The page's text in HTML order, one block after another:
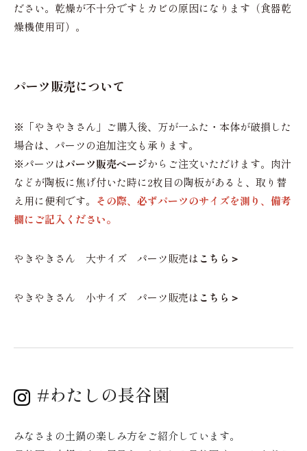
ださい。乾燥が不十分ですとカビの原因になります（食器乾
燥機使用可）。
パーツ販売について
※「やきやきさん」ご購入後、万が一ふた・本体が破損した
場合は、パーツの追加注文も承ります。
※パーツはパーツ販売ページからご注文いただけます。肉汁
などが陶板に焦げ付いた時に2枚目の陶板があると、取り替
え用に便利です。 その際、必ずパーツのサイズを測り、備考
欄にご記入ください。
やきやきさん 大サイズ パーツ販売は こちら＞
やきやきさん 小サイズ パーツ販売は こちら＞
#わたしの長谷園
みなさまの土鍋の楽しみ方をご紹介しています。